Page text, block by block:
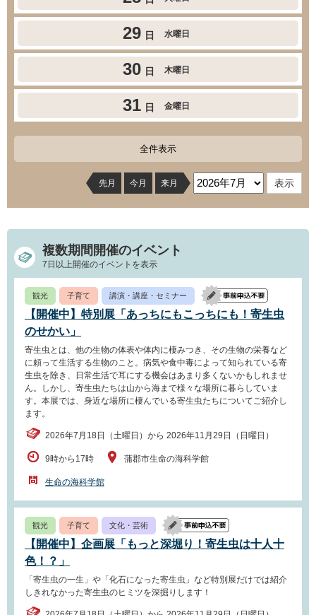
29 日 水曜日
30 日 木曜日
31 日 金曜日
全件表示
先月 今月 来月
複数期間開催のイベント
7日以上開催のイベントを表示
観光 子育て 講演・講座・セミナー
【開催中】特別展「あっちにもこっちにも！寄生虫
のせかい」
寄生虫とは、他の生物の体表や体内に棲みつき、その生物の栄養など
に頼って生活する生物のこと。病気や食中毒によって知られている寄
生虫を除き、日常生活で耳にする機会はあまり多くないかもしれませ
ん。しかし、寄生虫たちは山から海まで様々な場所に暮らしていま
す。本展では、身近な場所に棲んでいる寄生虫たちについてご紹介し
ます。
2026年7月18日（土曜日）から 2026年11月29日（日曜日）
9時から17時 蒲郡市生命の海科学館
生命の海科学館
観光 子育て 文化・芸術
【開催中】企画展「もっと深堀り！寄生虫は十人十
色！？」
「寄生虫の一生」や「化石になった寄生虫」など特別展だけでは紹介
しきれなかった寄生虫のヒミツを深掘りします！